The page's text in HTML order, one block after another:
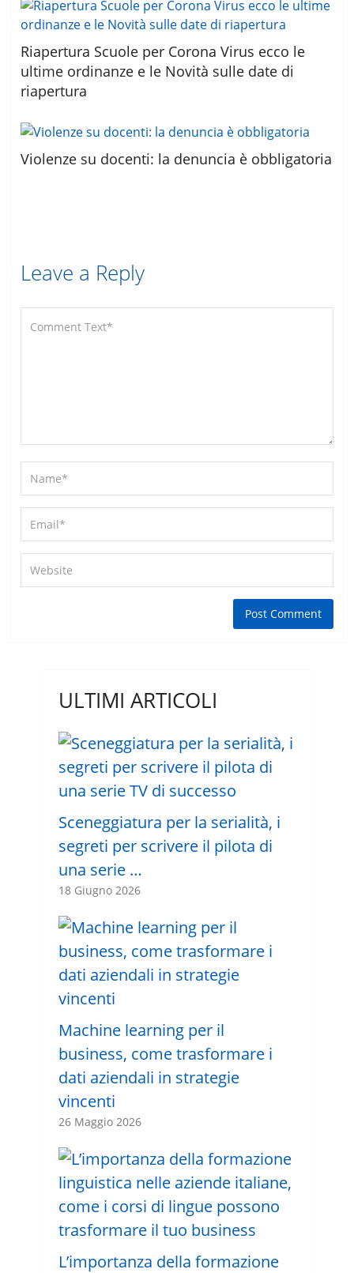
Riapertura Scuole per Corona Virus ecco le
ultime ordinanze e le Novità sulle date di
riapertura
Violenze su docenti: la denuncia è obbligatoria
Leave a Reply
ULTIMI ARTICOLI
Sceneggiatura per la serialità, i
segreti per scrivere il pilota di
una serie …
18 Giugno 2026
Machine learning per il
business, come trasformare i
dati aziendali in strategie
vincenti
26 Maggio 2026
L’importanza della formazione